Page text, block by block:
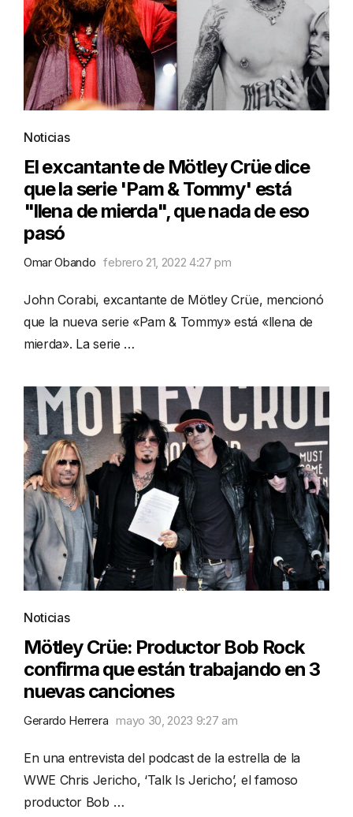
Noticias
El excantante de Mötley Crüe dice
que la serie 'Pam & Tommy' está
"llena de mierda", que nada de eso
pasó
Omar Obando febrero 21, 2022 4:27 pm
John Corabi, excantante de Mötley Crüe, mencionó
que la nueva serie «Pam & Tommy» está «llena de
mierda». La serie …
Noticias
Mötley Crüe: Productor Bob Rock
confirma que están trabajando en 3
nuevas canciones
Gerardo Herrera mayo 30, 2023 9:27 am
En una entrevista del podcast de la estrella de la
WWE Chris Jericho, ‘Talk Is Jericho’, el famoso
productor Bob …